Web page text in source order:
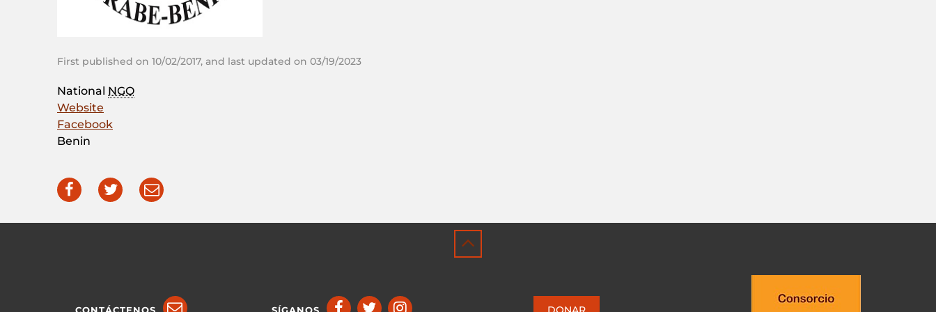
First published on 10/02/2017, and last updated on 03/19/2023
National NGO
Website
Facebook
Benin